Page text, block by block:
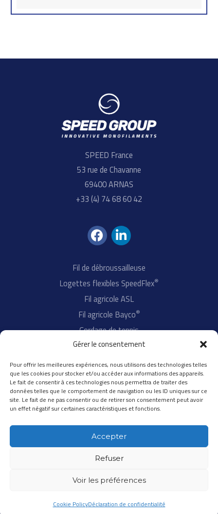
Gérer le consentement
Pour offrir les meilleures expériences, nous utilisons des technologies telles
que les cookies pour stocker et/ou accéder aux informations des appareils.
Le fait de consentir à ces technologies nous permettra de traiter des
données telles que le comportement de navigation ou les ID uniques sur ce
site. Le fait de ne pas consentir ou de retirer son consentement peut avoir
un effet négatif sur certaines caractéristiques et fonctions.
Accepter
Refuser
Voir les préférences
Cookie PolicyDéclaration de confidentialité
SPEED France
53 rue de Chavanne
69400 ARNAS
+33 (4) 74 68 60 42
F
a
e
b
o
o
k
L
i
k
e
d
i
n
Fil de débroussailleuse
Logettes flexibles SpeedFlex®
Fil agricole ASL
Fil agricole Bayco®
Cordage de tennis
Fil d'aiguillage
A propos de SPEED GROUP
Innovation
Qualité
Distributeurs Speedflex
RéalisationAccentonic